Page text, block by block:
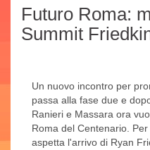
Futuro Roma:
Summit
Un nuovo incontro per
passa alla fase due e
Ranieri e Massara ora
Roma del Centenario.
aspetta l'arrivo di Ryan